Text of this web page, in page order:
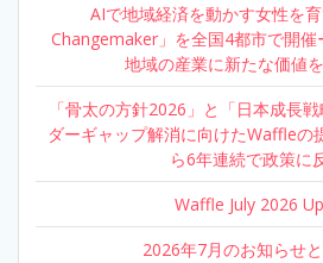
AIで地域経済を動かす女性を
Changemaker」を全国4都市で開催
地域の産業に新たな価値
「骨太の方針2026」と「日本成長
ダーギャップ解消に向けたWaffleの
ら6年連続で政策に
Waffle July 2026
2026年7月のお知らせ